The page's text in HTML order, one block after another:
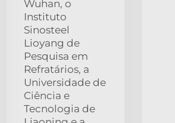
Wuhan, o
Instituto
Sinosteel
Lioyang de
Pesquisa em
Refratários, a
Universidade de
Ciência e
Tecnologia de